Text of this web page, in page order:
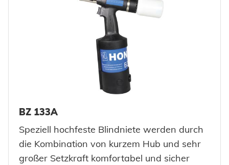
BZ 133A
Speziell hochfeste Blindniete werden durch
die Kombination von kurzem Hub und sehr
großer Setzkraft komfortabel und sicher